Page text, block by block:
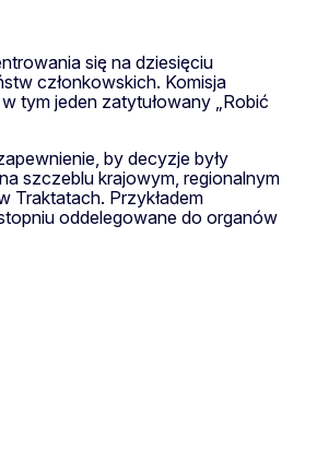
się na dziesięciu
członkowskich. Komisja
tym jeden zatytułowany „Robić
by decyzje były
szczeblu krajowym, regionalnym
Traktatach. Przykładem
oddelegowane do organów